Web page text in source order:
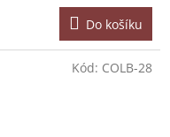
Do košíku
Kód: COLB-28